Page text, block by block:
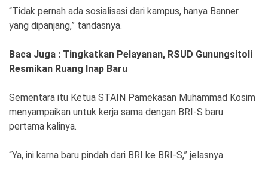
“Tidak pernah ada sosialisasi dari kampus, hanya Banner
yang dipanjang,” tandasnya.
Baca Juga : Tingkatkan Pelayanan, RSUD Gunungsitoli
Resmikan Ruang Inap Baru
Sementara itu Ketua STAIN Pamekasan Muhammad Kosim
menyampaikan untuk kerja sama dengan BRI-S baru
pertama kalinya.
“Ya, ini karna baru pindah dari BRI ke BRI-S,” jelasnya